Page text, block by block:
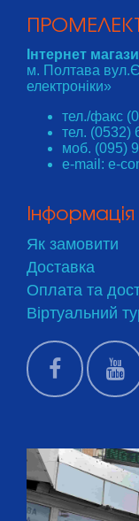
Інформація
Як замовити
Доставка
Оплата та
Віртуальний
Інтернет
м. Полтава
електроніки»
тел./факс
тел. (0532)
моб. (095)
e-mail: e-